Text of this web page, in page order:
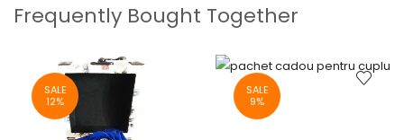
Frequently Bought Together
SALE
12%
SALE
9%